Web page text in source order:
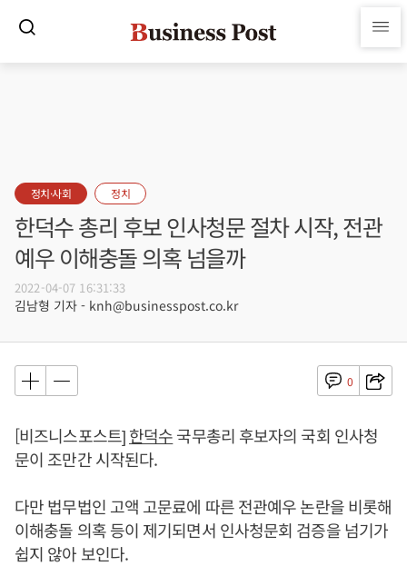
정치·사회 정치
한덕수 총리 후보 인사청문 절차 시작, 전관
예우 이해충돌 의혹 넘을까
2022-04-07 16:31:33
김남형 기자 - knh@businesspost.co.kr
0
[비즈니스포스트]한덕수국무총리 후보자의 국회 인사청
문이 조만간 시작된다.
다만 법무법인 고액 고문료에 따른 전관예우 논란을 비롯해
이해충돌 의혹 등이 제기되면서 인사청문회 검증을 넘기가
쉽지 않아 보인다.